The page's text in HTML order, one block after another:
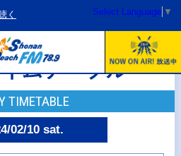
く Select Language ▼
ムテーブル
TIMETABLE
02/10 sat.